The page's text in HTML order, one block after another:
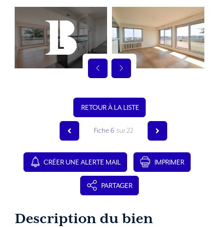
RETOUR À LA LISTE
Fiche 6 sur 22
CRÉER UNE ALERTE MAIL IMPRIMER
PARTAGER
Description du bien